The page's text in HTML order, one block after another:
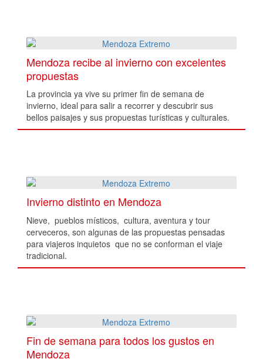
Mendoza recibe al invierno con excelentes
propuestas
La provincia ya vive su primer fin de semana de
invierno, ideal para salir a recorrer y descubrir sus
bellos paisajes y sus propuestas turísticas y culturales.
Invierno distinto en Mendoza
Nieve, pueblos místicos, cultura, aventura y tour
cerveceros, son algunas de las propuestas pensadas
para viajeros inquietos que no se conforman el viaje
tradicional.
Fin de semana para todos los gustos en
Mendoza